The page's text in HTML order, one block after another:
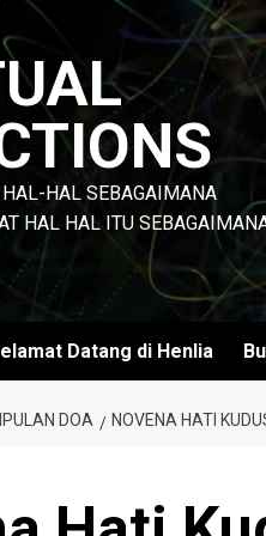
HAL SEBAGAIMANA
HAL HAL ITU
Datang di Henlia
DOA NOVENA HATI